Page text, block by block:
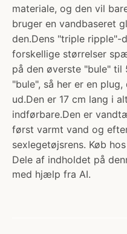
materiale, og den vil
bruger en vandbaseret
den.Dens "triple ripple"-
forskellige størrelser
på den øverste "bule" til
"bule", så her er en
ud.Den er 17 cm lang i
indførbare.Den er
først varmt vand og
sexlegetøjsrens. Køb
Dele af indholdet på
med hjælp fra AI.